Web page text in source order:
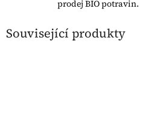
prodej BIO potravin.
Související produkty